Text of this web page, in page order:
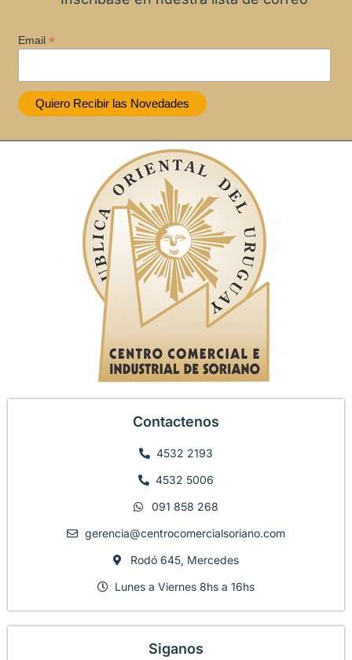
Email *
Contactenos
4532 2193
4532 5006
091 858 268
gerencia@centrocomercialsoriano.com
Rodó 645, Mercedes
Lunes a Viernes 8hs a 16hs
Siganos